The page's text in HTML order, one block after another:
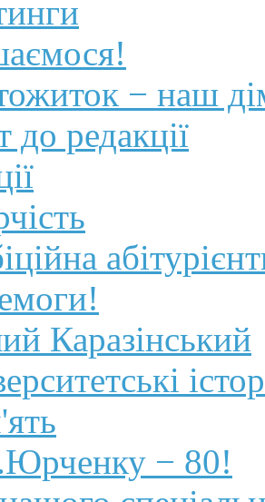
− наш
до редакції
Каразінський
− 80!